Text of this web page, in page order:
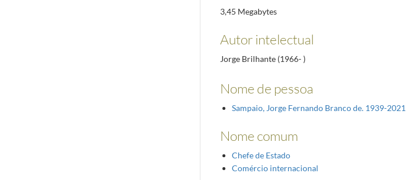
3,45 Megabytes
Autor intelectual
Jorge Brilhante (1966- )
Nome de pessoa
Sampaio, Jorge Fernando Branco de. 1939-2021
Nome comum
Chefe de Estado
Comércio internacional